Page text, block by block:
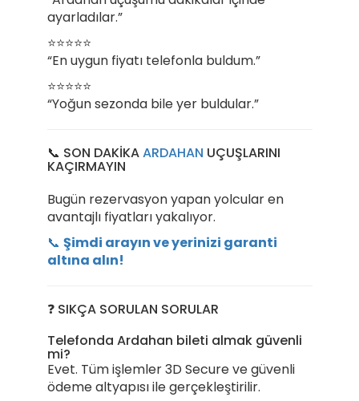
ayarladılar.”
⭐⭐⭐⭐⭐
“En uygun fiyatı telefonla buldum.”
⭐⭐⭐⭐⭐
“Yoğun sezonda bile yer buldular.”
📞 SON DAKİKAARDAHAN UÇUŞLARINI
KAÇIRMAYIN
Bugün rezervasyon yapan yolcular en
avantajlı fiyatları yakalıyor.
📞 Şimdi arayın ve yerinizi garanti
altına alın!
❓ SIKÇA SORULAN SORULAR
Telefonda Ardahan bileti almak güvenli
mi?
Evet. Tüm işlemler 3D Secure ve güvenli
ödeme altyapısı ile gerçekleştirilir.